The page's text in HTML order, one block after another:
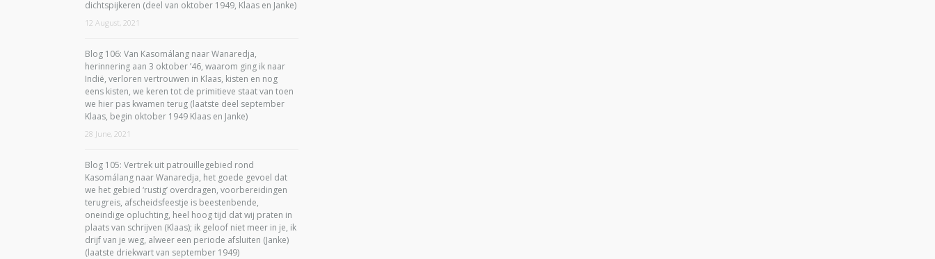
dichtspijkeren (deel van oktober 1949, Klaas en Janke)
12 August, 2021
Blog 106: Van Kasomálang naar Wanaredja,
herinnering aan 3 oktober ’46, waarom ging ik naar
Indië, verloren vertrouwen in Klaas, kisten en nog
eens kisten, we keren tot de primitieve staat van toen
we hier pas kwamen terug (laatste deel september
Klaas, begin oktober 1949 Klaas en Janke)
28 June, 2021
Blog 105: Vertrek uit patrouillegebied rond
Kasomálang naar Wanaredja, het goede gevoel dat
we het gebied ‘rustig’ overdragen, voorbereidingen
terugreis, afscheidsfeestje is beestenbende,
oneindige opluchting, heel hoog tijd dat wij praten in
plaats van schrijven (Klaas); ik geloof niet meer in je, ik
drijf van je weg, alweer een periode afsluiten (Janke)
(laatste driekwart van september 1949)